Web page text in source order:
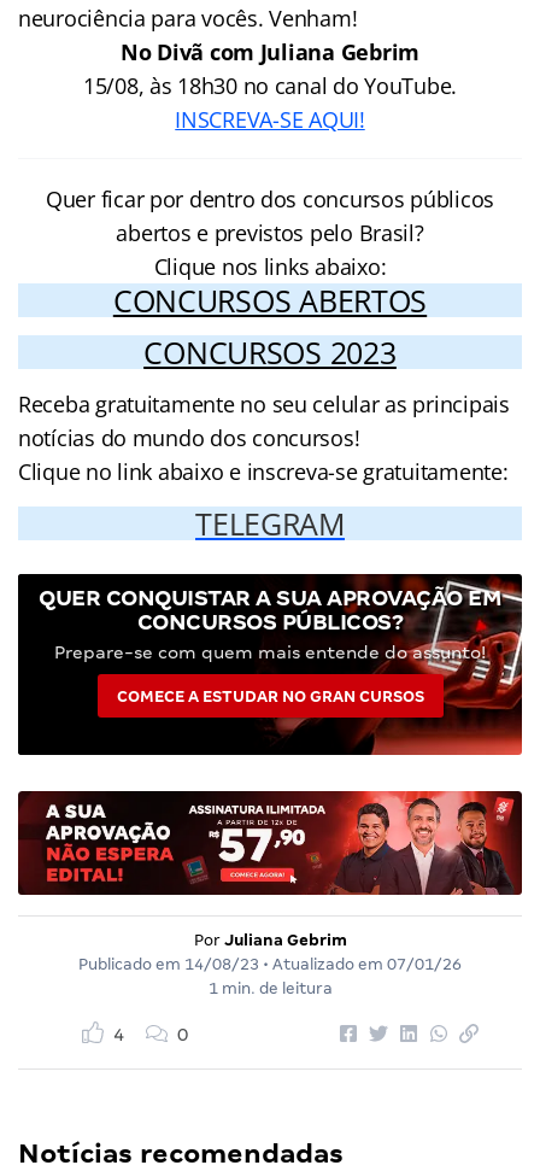
neurociência para vocês. Venham!
No Divã com Juliana Gebrim
15/08, às 18h30 no canal do YouTube.
INSCREVA-SE AQUI!
Quer ficar por dentro dos concursos públicos
abertos e previstos pelo Brasil?
Clique nos links abaixo:
CONCURSOS ABERTOS
CONCURSOS 2023
Receba gratuitamente no seu celular as principais
notícias do mundo dos concursos!
Clique no link abaixo e inscreva-se gratuitamente:
TELEGRAM
QUER CONQUISTAR A SUA APROVAÇÃO EM
CONCURSOS PÚBLICOS?
Prepare-se com quem mais entende do assunto!
COMECE A ESTUDAR NO GRAN CURSOS
Por Juliana Gebrim
Publicado em 14/08/23 • Atualizado em 07/01/26
1 min. de leitura
4 0
Notícias recomendadas